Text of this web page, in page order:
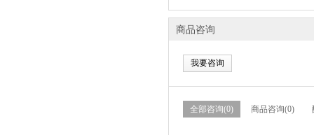
商品咨询
我要咨询
全部咨询(0) 商品咨询(0)